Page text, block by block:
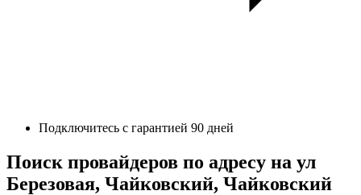
Подключитесь с гарантией 90 дней
Поиск провайдеров по адресу на ул
Березовая, Чайковский, Чайковский